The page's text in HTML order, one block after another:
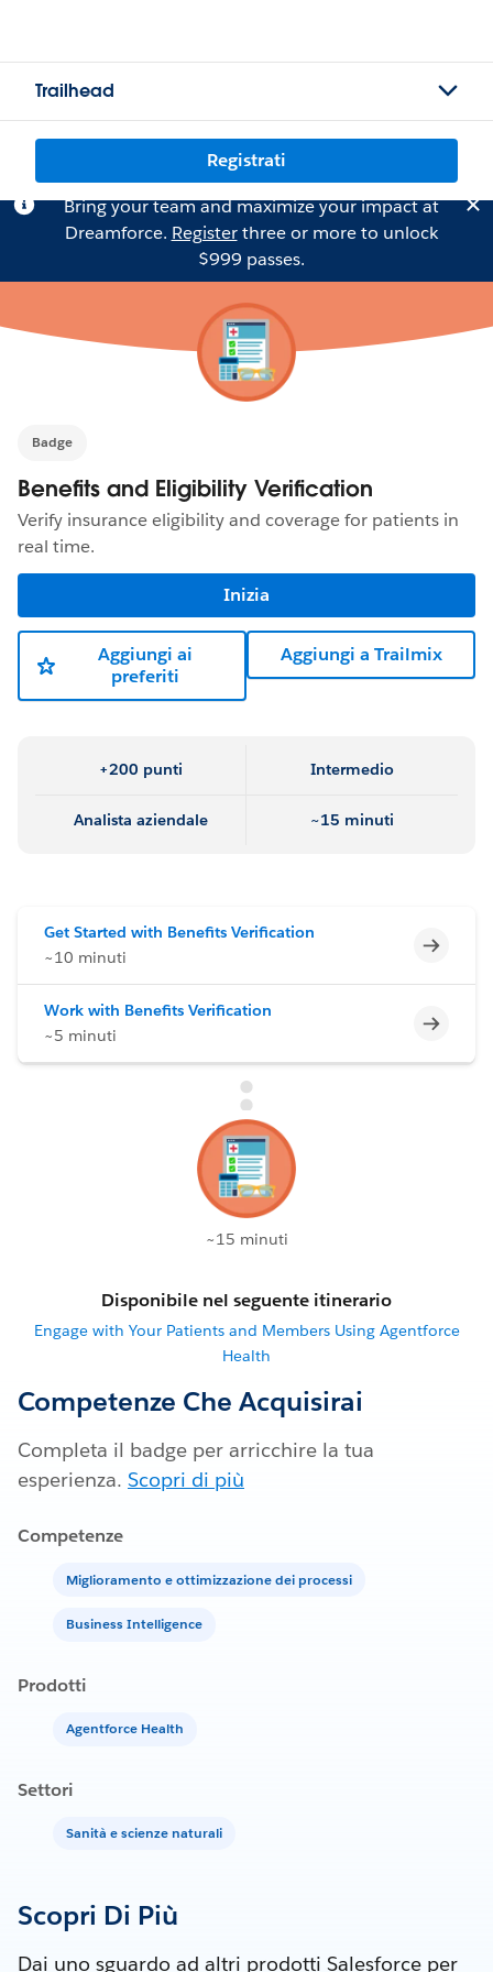
Trailhead
Registrati
Bring your team and maximize your impact at
Dreamforce. Registerthree or more to unlock
$999 passes.
Badge
Benefits and Eligibility Verification
Verify insurance eligibility and coverage for patients in
real time.
Inizia
Aggiungi ai
preferiti
Aggiungi a Trailmix
+200 punti Intermedio
Analista aziendale ~15 minuti
Get Started with Benefits Verification
~10 minuti
Work with Benefits Verification
~5 minuti
~15 minuti
Disponibile nel seguente itinerario
Engage with Your Patients and Members Using Agentforce
Health
Competenze Che Acquisirai
Completa il badge per arricchire la tua
esperienza. Scopri di più
Competenze
Miglioramento e ottimizzazione dei processi
Business Intelligence
Prodotti
Agentforce Health
Settori
Sanità e scienze naturali
Scopri Di Più
Dai uno sguardo ad altri prodotti Salesforce per